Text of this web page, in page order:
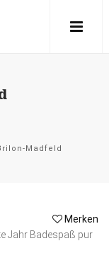
Madfeld
Merken
Jahr Badespaß pur